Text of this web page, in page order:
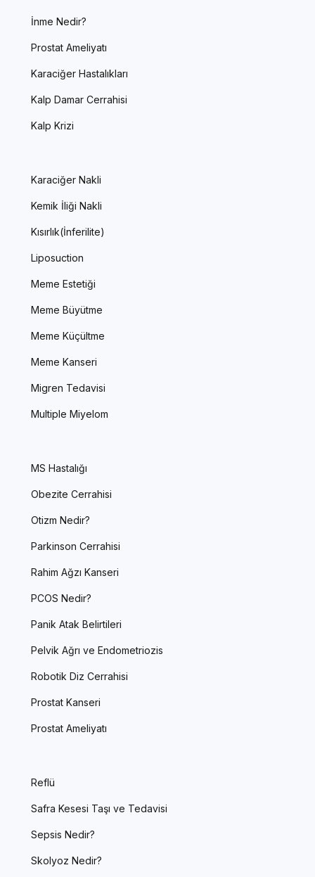
İnme Nedir?
Prostat Ameliyatı
Karaciğer Hastalıkları
Kalp Damar Cerrahisi
Kalp Krizi
Karaciğer Nakli
Kemik İliği Nakli
Kısırlık(İnferilite)
Liposuction
Meme Estetiği
Meme Büyütme
Meme Küçültme
Meme Kanseri
Migren Tedavisi
Multiple Miyelom
MS Hastalığı
Obezite Cerrahisi
Otizm Nedir?
Parkinson Cerrahisi
Rahim Ağzı Kanseri
PCOS Nedir?
Panik Atak Belirtileri
Pelvik Ağrı ve Endometriozis
Robotik Diz Cerrahisi
Prostat Kanseri
Prostat Ameliyatı
Reflü
Safra Kesesi Taşı ve Tedavisi
Sepsis Nedir?
Skolyoz Nedir?